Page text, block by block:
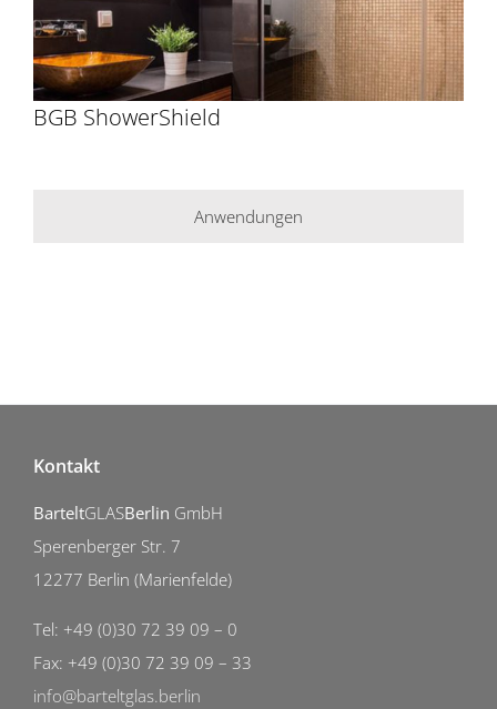
BGB ShowerShield
Anwendungen
Kontakt
BarteltGLASBerlin GmbH
Sperenberger Str. 7
12277 Berlin (Marienfelde)
Tel: +49 (0)30 72 39 09 – 0
Fax: +49 (0)30 72 39 09 – 33
info@barteltglas.berlin